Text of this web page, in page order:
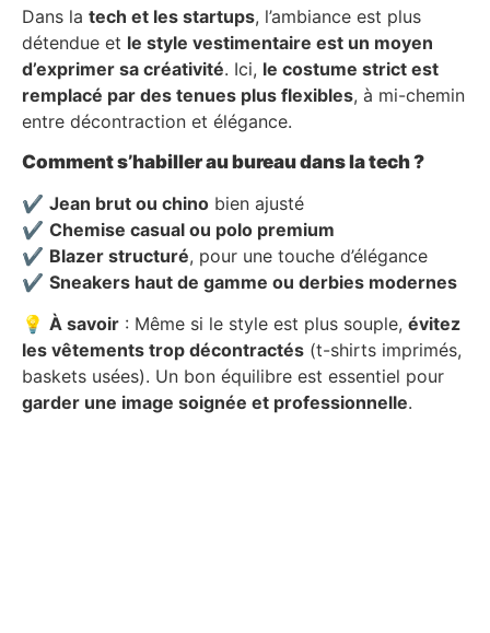
Dans la tech et les startups, l’ambiance est plus
détendue et le style vestimentaire est un moyen
d’exprimer sa créativité. Ici, le costume strict est
remplacé par des tenues plus flexibles, à mi-chemin
entre décontraction et élégance.
Comment s’habiller au bureau dans la tech ?
✔ Jean brut ou chino bien ajusté
✔ Chemise casual ou polo premium
✔ Blazer structuré, pour une touche d’élégance
✔ Sneakers haut de gamme ou derbies modernes
💡 À savoir : Même si le style est plus souple, évitez
les vêtements trop décontractés (t-shirts imprimés,
baskets usées). Un bon équilibre est essentiel pour
garder une image soignée et professionnelle.